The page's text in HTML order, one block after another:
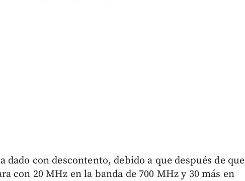
dado con descontento, debido a que después de que
con 20 MHz en la banda de 700 MHz y 30 más en